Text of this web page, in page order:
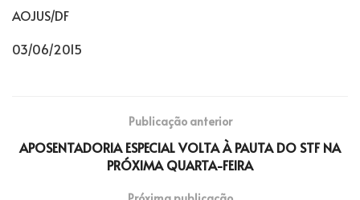
AOJUS/DF
03/06/2015
Publicação anterior
APOSENTADORIA ESPECIAL VOLTA À PAUTA DO STF NA
PRÓXIMA QUARTA-FEIRA